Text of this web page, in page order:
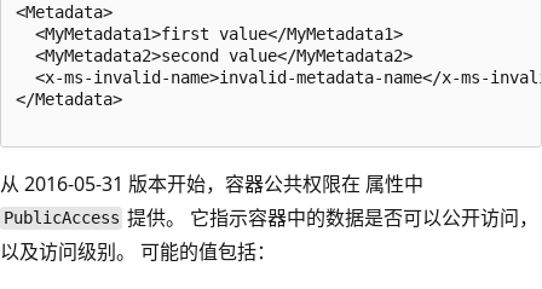
<Metadata>
  <MyMetadata1>first value</MyMetadata1>
  <MyMetadata2>second value</MyMetadata2>
<x-ms-invalid-name>invalid-metadata-name</x-ms-
</Metadata>
从 2016-05-31 版本开始，容器公共权限在 属性中
PublicAccess 提供。 它指示容器中的数据是否可以公开访问，
以及访问级别。 可能的值包括：